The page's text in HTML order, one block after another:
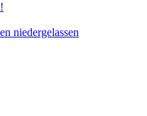
niedergelassen